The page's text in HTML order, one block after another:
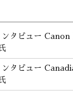
ンタビュー
ンタビュー